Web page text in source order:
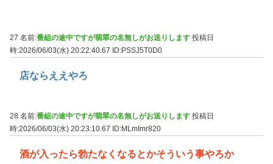
27 名前:番組の途中ですが翡翠の名無しがお送りします 投稿日
時:2026/06/03(水) 20:22:40.67
ID:PSSJ5T0D0
店ならええやろ
28 名前:番組の途中ですが翡翠の名無しがお送りします 投稿日
時:2026/06/03(水) 20:23:10.67 ID:MLmImr820
酒が入ったら勃たなくなるとかそういう事やろか